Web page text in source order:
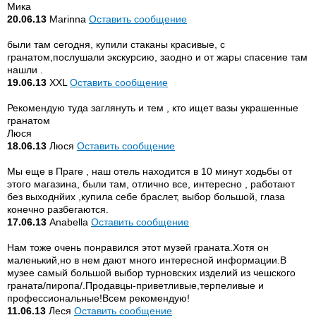
Мика
20.06.13 Marinna Оставить сообщение
были там сегодня, купили стаканы красивые, с
гранатом,послушали экскурсию, заодно и от жары спасение там
нашли .
19.06.13 XXL Оставить сообщение
Рекомендую туда заглянуть и тем , кто ищет вазы украшенные
гранатом
Люся
18.06.13 Люся Оставить сообщение
Мы еще в Праге , наш отель находится в 10 минут ходьбы от
этого магазина, были там, отлично все, интересно , работают
без выходнйих ,купила себе браслет, выбор большой, глаза
конечно разбегаются.
17.06.13 Anabella Оставить сообщение
Нам тоже очень понравился этот музей граната.Хотя он
маленький,но в нем дают много интересной информации.В
музее самый большой выбор турновских изделий из чешского
граната/пиропа/.Продавцы-приветливые,терпеливые и
профессиональные!Всем рекомендую!
11.06.13 Леся Оставить сообщение